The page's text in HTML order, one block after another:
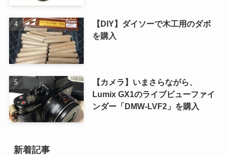
【DIY】ダイソーで木工用のダボ
を購入
【カメラ】いまさらながら、
Lumix GX1のライブビューファイ
ンダー「DMW-LVF2」を購入
新着記事